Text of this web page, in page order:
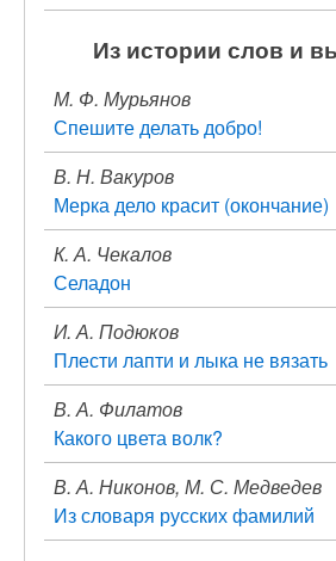
Из истории слов и
М. Ф. Мурьянов
Спешите делать добро!
В. Н. Вакуров
Мерка дело красит (окончание)
К. А. Чекалов
Селадон
И. А. Подюков
Плести лапти и лыка не вязать
В. А. Филатов
Какого цвета волк?
В. А. Никонов, М. С. Медведев
Из словаря русских фамилий